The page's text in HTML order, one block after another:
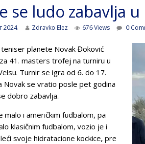
se ludo zabavlja
2024. Zdravko Elez 676 Views 0
planete Novak Đoković
41. masters trofej na turniru u
Turnir se igra od 6. do 17.
Novak se vratio posle pet godina
dobro zabavlja.
malo i američkim fudbalom, pa
klasičnim fudbalom, vozio je i
svoje hidratacione kockice, pre